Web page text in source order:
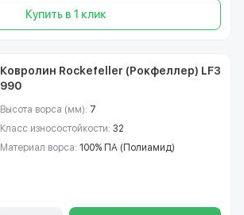
Купить в 1 клик
Ковролин Rockefeller (Рокфеллер) LF3
990
Высота ворса (мм): 7
Класс износостойкости: 32
Материал ворса: 100% ПА (Полиамид)